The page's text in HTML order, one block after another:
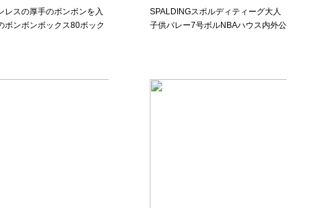
レスの厚手のボンボンを入
ボンボンボックス80ボック
SPALDINGスポルディティーグ大人
子供バレー7号ボルNBAハウス内外公